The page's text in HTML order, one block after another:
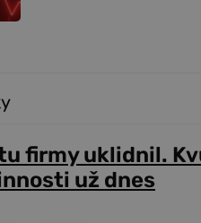
firmy uklidnil.
už dnes